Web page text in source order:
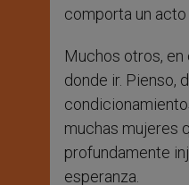
comporta un acto
Muchos otros,
donde ir. Pienso,
muchas mujeres
profundamente
esperanza.